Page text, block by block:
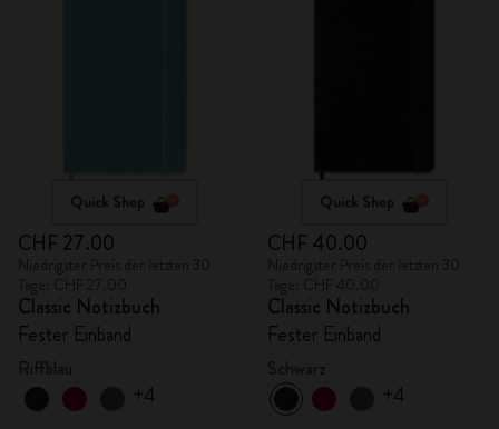
Quick Shop
CHF 27.00
Classic Notizbuch
Fester Einband
+4
Quick Shop
CHF 40.00
Classic Notizbuch
Fester Einband
+4